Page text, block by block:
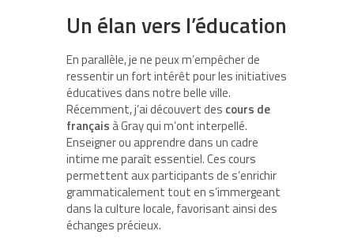
Un élan vers l’éducation
En parallèle, je ne peux m’empêcher de
ressentir un fort intérêt pour les initiatives
éducatives dans notre belle ville.
Récemment, j’ai découvert des cours de
français à Gray qui m’ont interpellé.
Enseigner ou apprendre dans un cadre
intime me paraît essentiel. Ces cours
permettent aux participants de s’enrichir
grammaticalement tout en s’immergeant
dans la culture locale, favorisant ainsi des
échanges précieux.